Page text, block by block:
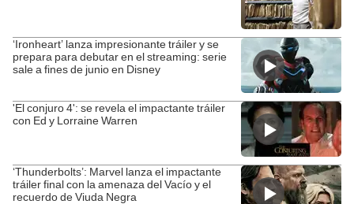
‘Ironheart’ lanza impresionante tráiler y se
prepara para debutar en el streaming: serie
sale a fines de junio en Disney
'El conjuro 4': se revela el impactante tráiler
con Ed y Lorraine Warren
‘Thunderbolts’: Marvel lanza el impactante
tráiler final con la amenaza del Vacío y el
recuerdo de Viuda Negra